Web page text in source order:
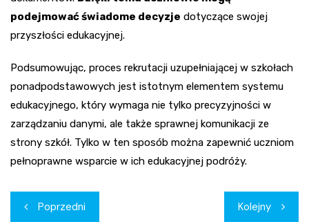
podejmować świadome decyzje dotyczące swojej
przyszłości edukacyjnej.
Podsumowując, proces rekrutacji uzupełniającej w szkołach
ponadpodstawowych jest istotnym elementem systemu
edukacyjnego, który wymaga nie tylko precyzyjności w
zarządzaniu danymi, ale także sprawnej komunikacji ze
strony szkół. Tylko w ten sposób można zapewnić uczniom
pełnoprawne wsparcie w ich edukacyjnej podróży.
Nawigacja
Poprzedni Kolejny